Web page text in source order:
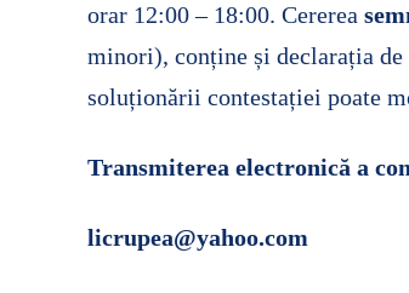
orar 12:00 – 18:00. Cererea
minori), conține și declarația de
soluționării contestației poate
Transmiterea electronică a
licrupea@yahoo.com